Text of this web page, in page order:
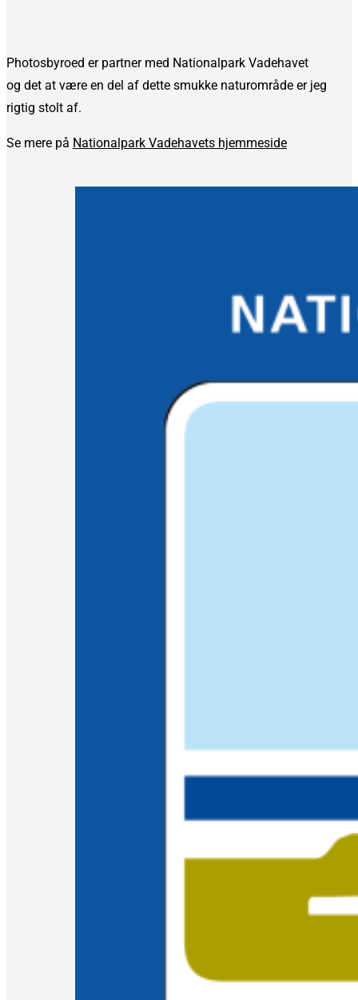
Photosbyroed er partner med Nationalpark Vadehavet
og det at være en del af dette smukke naturområde er jeg
rigtig stolt af.
Se mere på Nationalpark Vadehavets hjemmeside